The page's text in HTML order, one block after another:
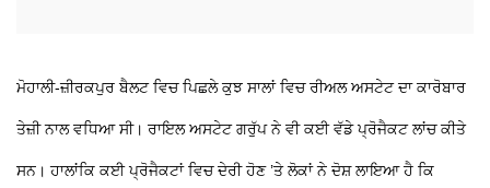
ਮੋਹਾਲੀ-ਜ਼ੀਰਕਪੁਰ ਬੈਲਟ ਵਿਚ ਪਿਛਲੇ ਕੁਝ ਸਾਲਾਂ ਵਿਚ ਰੀਅਲ ਅਸਟੇਟ ਦਾ ਕਾਰੋਬਾਰ
ਤੇਜ਼ੀ ਨਾਲ ਵਧਿਆ ਸੀ। ਰਾਇਲ ਅਸਟੇਟ ਗਰੁੱਪ ਨੇ ਵੀ ਕਈ ਵੱਡੇ ਪ੍ਰੋਜੈਕਟ ਲਾਂਚ ਕੀਤੇ
ਸਨ। ਹਾਲਾਂਕਿ ਕਈ ਪ੍ਰੋਜੈਕਟਾਂ ਵਿਚ ਦੇਰੀ ਹੋਣ ’ਤੇ ਲੋਕਾਂ ਨੇ ਦੋਸ਼ ਲਾਇਆ ਹੈ ਕਿ